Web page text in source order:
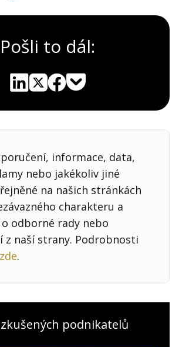
Pošli to dál:
informace, data,
nebo jakékoliv jiné
na našich stránkách
charakteru a
o odborné rady nebo
z naší strany. Podrobnosti
zde.
podnikatelů